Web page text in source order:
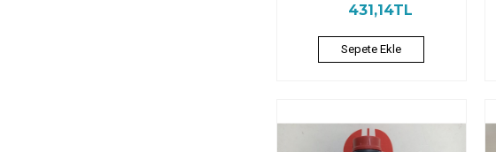
431,14TL
Sepete Ekle